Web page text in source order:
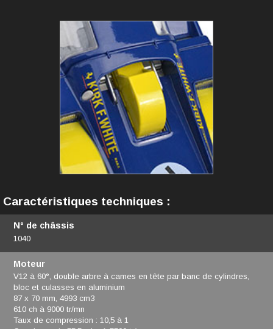
Caractéristiques techniques :
N° de châssis
1040
Moteur
V12 à 60°, double arbre à cames en tête par banc de cylindres,
bloc et culasses en aluminium
87 x 70 mm, 4993 cm3
610 ch à 9000 tr/mn
Taux de compression : 10,5 à 1